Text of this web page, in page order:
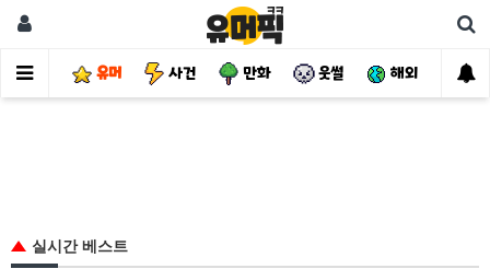
유머 사건 만화 웃썰 해외 핫
실시간 베스트